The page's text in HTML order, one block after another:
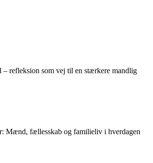
– refleksion som vej til en stærkere mandlig
Mænd, fællesskab og familieliv i hverdagen